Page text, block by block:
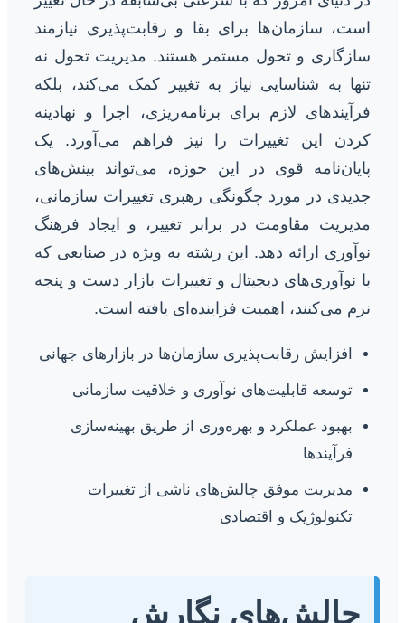
است، سازمان‌ها برای بقا و رقابت‌پذیری نیازمند
سازگاری و تحول مستمر هستند. مدیریت تحول نه
تنها به شناسایی نیاز به تغییر کمک می‌کند، بلکه
فرآیندهای لازم برای برنامه‌ریزی، اجرا و نهادینه
کردن این تغییرات را نیز فراهم می‌آورد. یک
پایان‌نامه قوی در این حوزه، می‌تواند بینش‌های
جدیدی در مورد چگونگی رهبری تغییرات سازمانی،
مدیریت مقاومت در برابر تغییر، و ایجاد فرهنگ
نوآوری ارائه دهد. این رشته به ویژه در صنایعی که
با نوآوری‌های دیجیتال و تغییرات بازار دست و پنجه
نرم می‌کنند، اهمیت فزاینده‌ای یافته است.
افزایش رقابت‌پذیری سازمان‌ها در بازارهای جهانی
توسعه قابلیت‌های نوآوری و خلاقیت سازمانی
بهبود عملکرد و بهره‌وری از طریق بهینه‌سازی
فرآیندها
مدیریت موفق چالش‌های ناشی از تغییرات
تکنولوژیک و اقتصادی
چالش‌های نگارش